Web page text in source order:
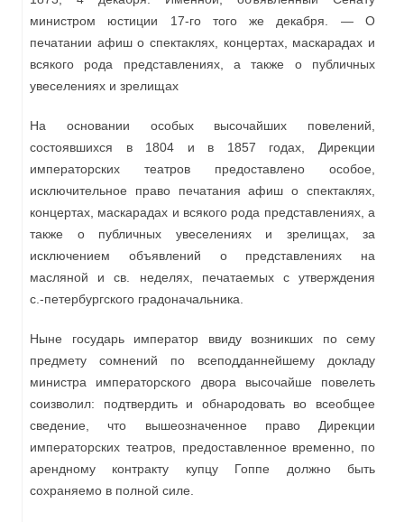
министром юстиции 17‑го того же декабря. — О
печатании афиш о спектаклях, концертах, маскарадах и
всякого рода представлениях, а также о публичных
увеселениях и зрелищах
На основании особых высочайших повелений,
состоявшихся в 1804 и в 1857 годах, Дирекции
императорских театров предоставлено особое,
исключительное право печатания афиш о спектаклях,
концертах, маскарадах и всякого рода представлениях, а
также о публичных увеселениях и зрелищах, за
исключением объявлений о представлениях на
масляной и св. неделях, печатаемых с утверждения
с.‑петербургского градоначальника.
Ныне государь император ввиду возникших по сему
предмету сомнений по всеподданнейшему докладу
министра императорского двора высочайше повелеть
соизволил: подтвердить и обнародовать во всеобщее
сведение, что вышеозначенное право Дирекции
императорских театров, предоставленное временно, по
арендному контракту купцу Гоппе должно быть
сохраняемо в полной силе.